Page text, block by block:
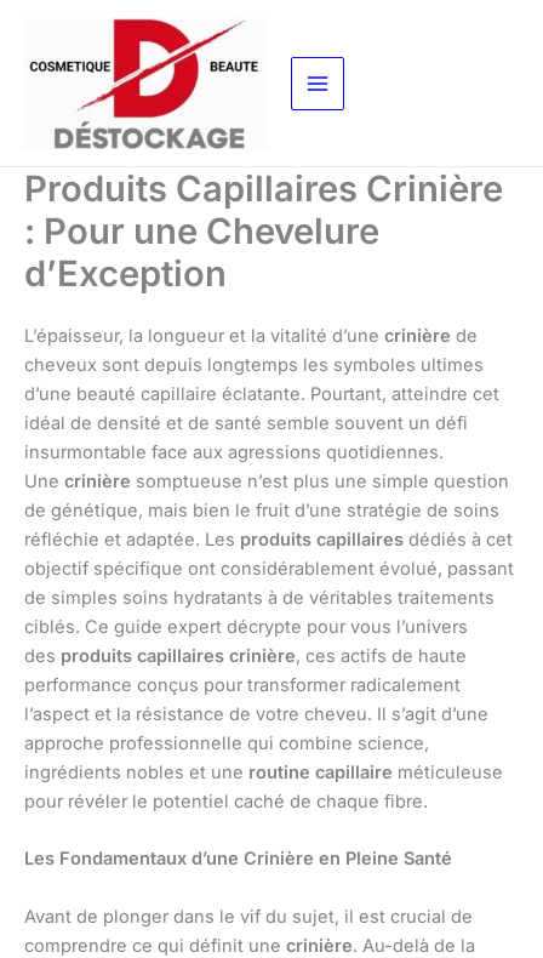
contenu
Produits Capillaires Crinière
: Pour une Chevelure
d’Exception
L’épaisseur, la longueur et la vitalité d’une crinière de
cheveux sont depuis longtemps les symboles ultimes
d’une beauté capillaire éclatante. Pourtant, atteindre cet
idéal de densité et de santé semble souvent un défi
insurmontable face aux agressions quotidiennes.
Une crinière somptueuse n’est plus une simple question
de génétique, mais bien le fruit d’une stratégie de soins
réfléchie et adaptée. Les produits capillaires dédiés à cet
objectif spécifique ont considérablement évolué, passant
de simples soins hydratants à de véritables traitements
ciblés. Ce guide expert décrypte pour vous l’univers
des produits capillaires crinière, ces actifs de haute
performance conçus pour transformer radicalement
l’aspect et la résistance de votre cheveu. Il s’agit d’une
approche professionnelle qui combine science,
ingrédients nobles et une routine capillaire méticuleuse
pour révéler le potentiel caché de chaque fibre.
Les Fondamentaux d’une Crinière en Pleine Santé
Avant de plonger dans le vif du sujet, il est crucial de
comprendre ce qui définit une crinière. Au-delà de la